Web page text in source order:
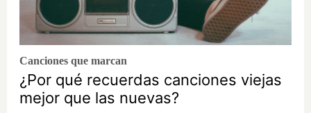
Canciones que marcan
¿Por qué recuerdas canciones viejas
mejor que las nuevas?